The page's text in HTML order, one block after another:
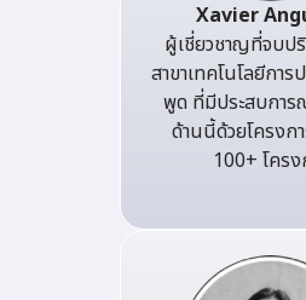
Xavier
ผู้เชี่ยวชาญที่จบป
สาขาเทคโนโลยีการ
พูด ที่มีประสบกา
ด้านนี้ด้วยโครงก
100+ โครง